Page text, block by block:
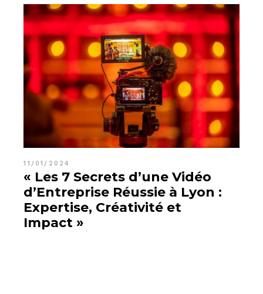
11/01/2024
« Les 7 Secrets d’une Vidéo
d’Entreprise Réussie à Lyon :
Expertise, Créativité et
Impact »